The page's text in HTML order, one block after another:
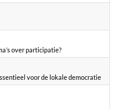
over participatie?
voor de lokale democratie